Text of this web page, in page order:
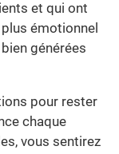
et qui ont
émotionnel
générées
pour rester
chaque
vous sentirez